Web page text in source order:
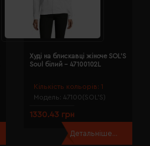
Кількість кольорів: 1
Модель: 47100(SOL’S)
Худі на блискавці жіноче SOL'S
Soul білий - 47100102L
1330.43 грн
Детальніше...